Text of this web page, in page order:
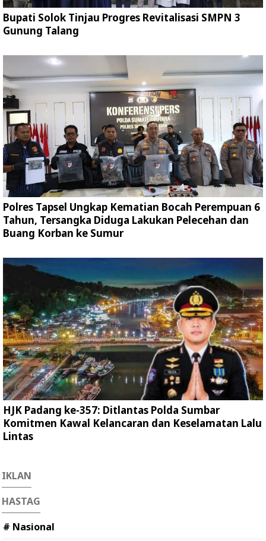
Bupati Solok Tinjau Progres Revitalisasi SMPN 3
Gunung Talang
Polres Tapsel Ungkap Kematian Bocah Perempuan 6
Tahun, Tersangka Diduga Lakukan Pelecehan dan
Buang Korban ke Sumur
HJK Padang ke-357: Ditlantas Polda Sumbar
Komitmen Kawal Kelancaran dan Keselamatan Lalu
Lintas
IKLAN
HASTAG
# Nasional